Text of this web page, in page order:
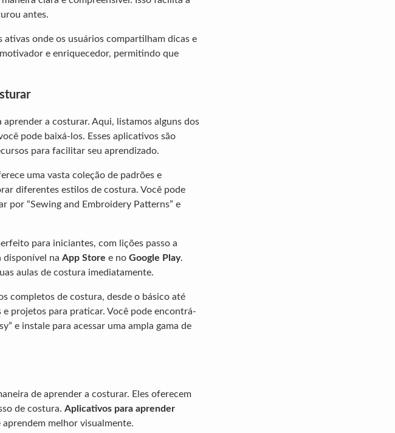
antes.
onde os usuários compartilham dicas e
e enriquecedor, permitindo que
a costurar. Aqui, listamos alguns dos
pode baixá-los. Esses aplicativos são
para facilitar seu aprendizado.
uma vasta coleção de padrões e
diferentes estilos de costura. Você pode
por “Sewing and Embroidery Patterns” e
para iniciantes, com lições passo a
disponível na App Store e no Google Play.
aulas de costura imediatamente.
completos de costura, desde o básico até
projetos para praticar. Você pode encontrá-
e instale para acessar uma ampla gama de
de aprender a costurar. Eles oferecem
de costura. Aplicativos para aprender
melhor visualmente.